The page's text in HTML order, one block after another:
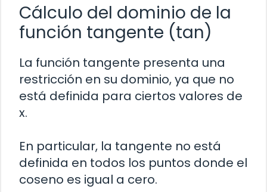
Cálculo del dominio de la
función tangente (tan)
La función tangente presenta una
restricción en su dominio, ya que no
está definida para ciertos valores de
x.
En particular, la tangente no está
definida en todos los puntos donde el
coseno es igual a cero.